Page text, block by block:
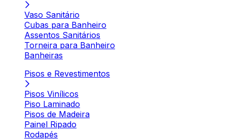
Vaso Sanitário
Cubas para Banheiro
Assentos Sanitários
Torneira para Banheiro
Banheiras
Pisos e Revestimentos
Pisos Vinílicos
Piso Laminado
Pisos de Madeira
Painel Ripado
Rodapés